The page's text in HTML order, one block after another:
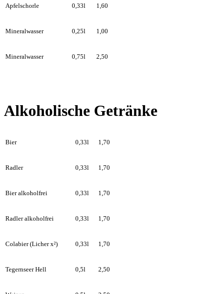
Apfelschorle 0,33l 1,60
Mineralwasser 0,25l 1,00
Mineralwasser 0,75l 2,50
Alkoholische Getränke
Bier 0,33l 1,70
Radler 0,33l 1,70
Bier alkoholfrei 0,33l 1,70
Radler alkoholfrei 0,33l 1,70
Colabier (Licher x²) 0,33l 1,70
Tegernseer Hell 0,5l 2,50